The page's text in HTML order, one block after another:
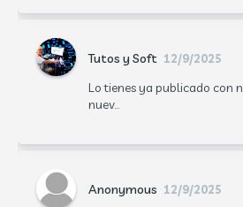
Tutos y Soft 12/9/2025
Lo tienes ya publicado con
nuev...
Anonymous 12/9/2025